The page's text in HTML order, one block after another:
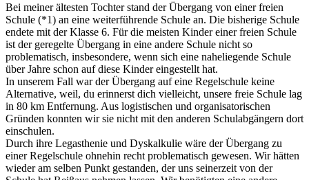
Bei meiner ältesten Tochter stand der Übergang von einer freien
Schule (*1) an eine weiterführende Schule an. Die bisherige Schule
endete mit der Klasse 6. Für die meisten Kinder einer freien Schule
ist der geregelte Übergang in eine andere Schule nicht so
problematisch, insbesondere, wenn sich eine naheliegende Schule
über Jahre schon auf diese Kinder eingestellt hat.
In unserem Fall war der Übergang auf eine Regelschule keine
Alternative, weil, du erinnerst dich vielleicht, unsere freie Schule lag
in 80 km Entfernung. Aus logistischen und organisatorischen
Gründen konnten wir sie nicht mit den anderen Schulabgängern dort
einschulen.
Durch ihre Legasthenie und Dyskalkulie wäre der Übergang zu
einer Regelschule ohnehin recht problematisch gewesen. Wir hätten
wieder am selben Punkt gestanden, der uns seinerzeit von der